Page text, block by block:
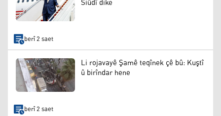
berî 2 saet
Li rojavayê Şamê teqînek çê bû: Kuştî
û birîndar hene
berî 2 saet